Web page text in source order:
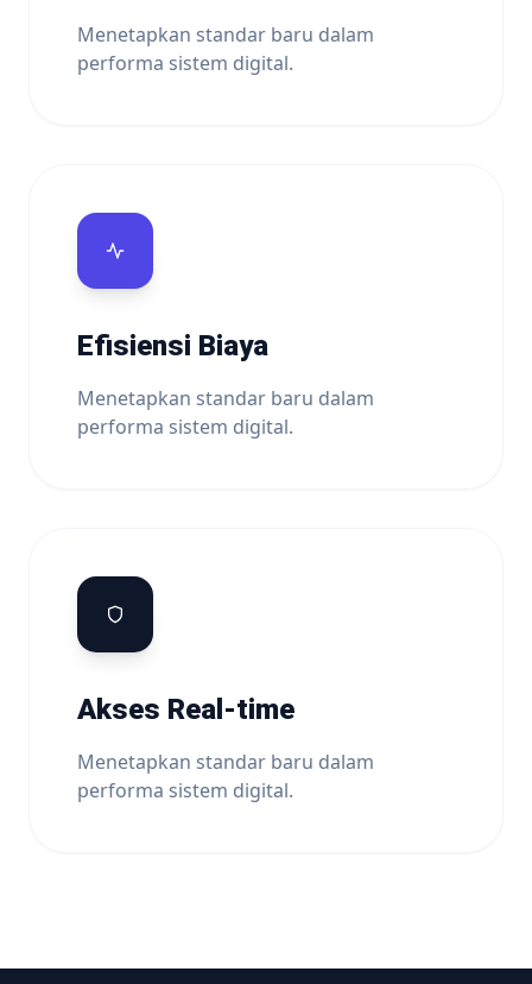
Menetapkan standar baru dalam
performa sistem digital.
Efisiensi Biaya
Menetapkan standar baru dalam
performa sistem digital.
Akses Real-time
Menetapkan standar baru dalam
performa sistem digital.